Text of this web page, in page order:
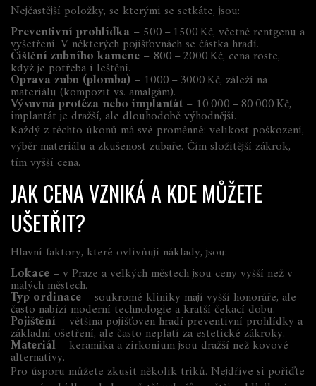
Nejčastější položky, se kterými se setkáte, jsou:
Preventivní prohlídka – 500 – 1500 Kč, včetně rentgenu a
vyšetření. V některých pojišťovnách se částka hradí.
Čištění zubního kamene – 800 – 2000 Kč, cena roste,
když je potřeba i leštění.
Oprava zubu (plomba) – 1000 – 3000 Kč, záleží na
materiálu (kompozit vs. amalgám).
Výsuvná protéza nebo implantát – 10 000 – 80 000 Kč,
implantát je dražší, ale dlouhodobě výhodnější.
Každý z těchto úkonů má své proměnné: velikost poškození,
výběr materiálu a zkušenost zubaře. Čím složitější zákrok,
tím vyšší cena.
JAK CENA VZNIKÁ A KDE MŮŽETE
UŠETŘIT?
Hlavní faktory, které ovlivňují náklady, jsou:
Lokace – v Praze a velkých městech jsou ceny vyšší než v
malých městech.
Typ ordinace – soukromé kliniky mají vyšší honoráře, ale
často nabízí moderní technologie a kratší čekací dobu.
Pojištění – většina pojišťoven hradí preventivní prohlídky a
základní ošetření, ale často neplatí za estetické zákroky.
Materiál – keramika a zirkonium jsou dražší než kovové
alternativy.
Pro úsporu můžete zkusit několik triků. Nejdříve si pořiďte